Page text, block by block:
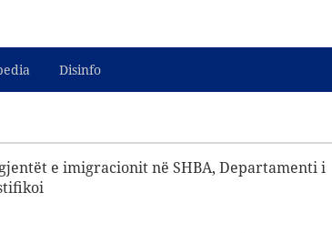
Disinfo
e imigracionit në SHBA, Departamenti i